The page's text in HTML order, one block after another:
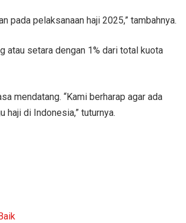
pada pelaksanaan haji 2025,” tambahnya.
atau setara dengan 1% dari total kuota
mendatang. “Kami berharap agar ada
haji di Indonesia,” tuturnya.